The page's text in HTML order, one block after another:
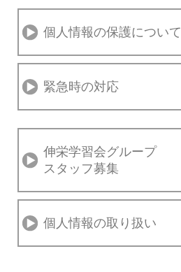
個人情報の保護について
緊急時の対応
伸栄学習会グループ
スタッフ募集
個人情報の取り扱い